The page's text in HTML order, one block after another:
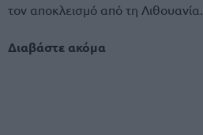
τον αποκλεισμό από τη Λιθουανία.
Διαβάστε ακόμα